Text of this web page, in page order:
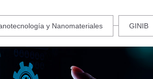
y Nanomateriales GINIB